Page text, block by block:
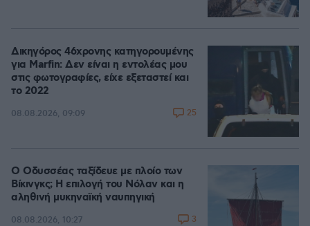
Δικηγόρος 46χρονης κατηγορουμένης
για Marfin: Δεν είναι η εντολέας μου
στις φωτογραφίες, είχε εξεταστεί και
το 2022
08.08.2026, 09:09 25
Ο Οδυσσέας ταξίδευε με πλοίο των
Βίκινγκς; Η επιλογή του Νόλαν και η
αληθινή μυκηναϊκή ναυπηγική
08.08.2026, 10:27 3